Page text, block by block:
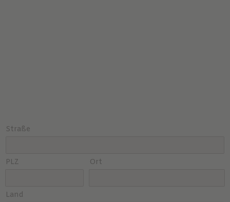
Straße
PLZ Ort
Land